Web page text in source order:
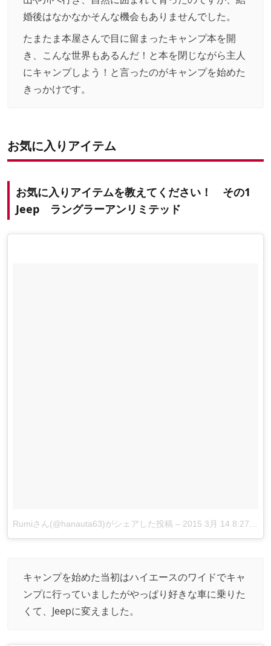
婚後はなかなかそんな機会もありませんでした。
たまたま本屋さんで目に留まったキャンプ本を開
き、こんな世界もあるんだ！と本を閉じながら主人
にキャンプしよう！と言ったのがキャンプを始めた
きっかけです。
お気に入りアイテム
お気に入りアイテムを教えてください！ その1
Jeep ラングラーアンリミテッド
Rumiさん(@hanauta63)がシェアした投稿 – 2015 3月 14 8:27午後 PDT
キャンプを始めた当初はハイエースのワイドでキャ
ンプに行っていましたがやっぱり好きな車に乗りた
くて、Jeepに変えました。